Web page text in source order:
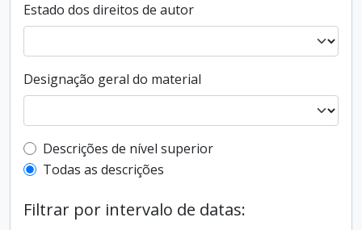
Estado dos direitos de autor
Designação geral do material
Filtro de descrição de nível superior
Descrições de nível superior
Todas as descrições
Filtrar por intervalo de datas: